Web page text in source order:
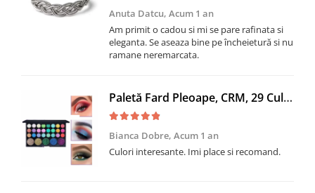
Anuta Datcu, Acum 1 an
Am primit o cadou si mi se pare rafinata si
eleganta. Se aseaza bine pe încheietură si nu
ramane neremarcata.
Paletă Fard Pleoape, CRM, 29 Culori Mate & Strălucitoare, cu Sclipici, Machiaj Profesional, Rezistență Lungă, Multicolor
Bianca Dobre, Acum 1 an
Culori interesante. Imi place si recomand.